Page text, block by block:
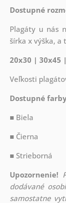
Dostupné
Plagáty u nás
šírka x výška, a
20x30 | 30x45
Veľkosti
Dostupné
■ Biela
■ Čierna
■ Strieborná
Upozornenie!
dodávané
samostatne